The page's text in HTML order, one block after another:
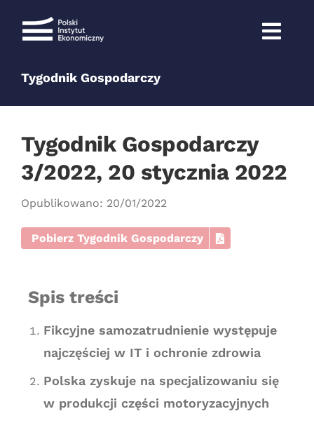
Tygodnik Gospodarczy
Tygodnik Gospodarczy
3/2022, 20 stycznia 2022
Opublikowano: 20/01/2022
Pobierz Tygodnik Gospodarczy
Spis treści
Fikcyjne samozatrudnienie występuje
najczęściej w IT i ochronie zdrowia
Polska zyskuje na specjalizowaniu się
w produkcji części motoryzacyjnych